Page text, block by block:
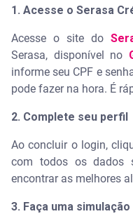
1. Acesse o Serasa
Acesse o site do
Serasa, disponível no
informe seu CPF e
pode fazer na hora. É
2. Complete seu perfil
Ao concluir o login,
com todos os dados
encontrar as melhores
3. Faça uma simulação